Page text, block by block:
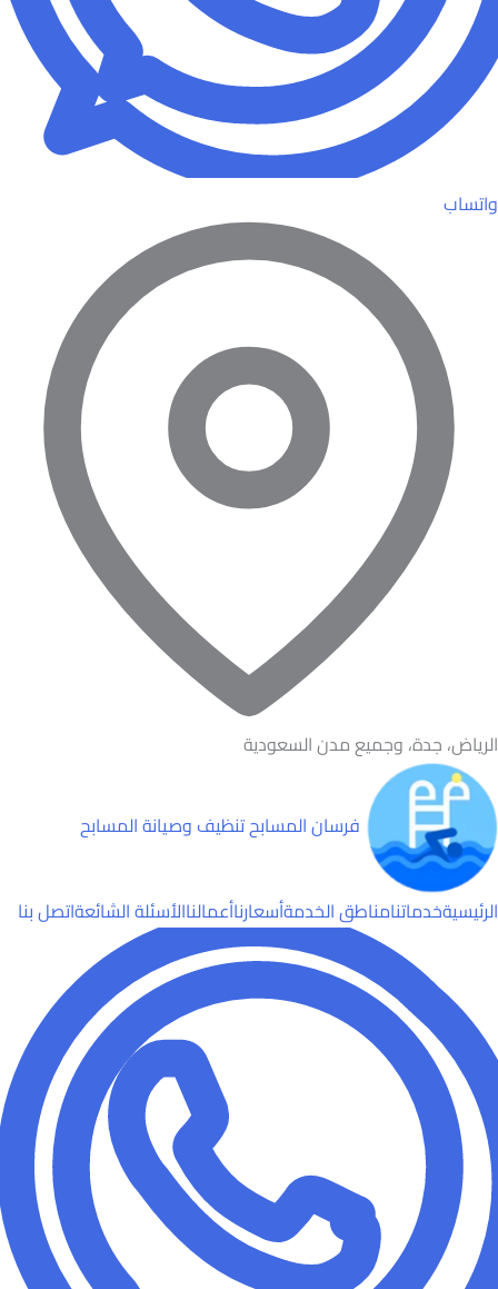
واتساب
الرياض، جدة، وجميع مدن السعودية
فرسان المسابحتنظيف وصيانة المسابح
الرئيسيةخدماتنامناطق الخدمةأسعارناأعمالناالأسئلة الشائعةاتصل بنا